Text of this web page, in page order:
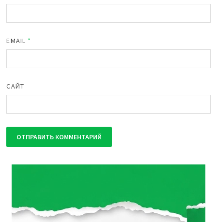
EMAIL *
САЙТ